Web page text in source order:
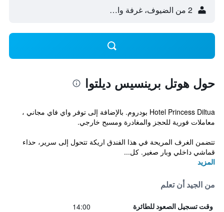
2 من الضيوف، غرفة واحدة
حول هوتل برينسيس ديلتوا
Hotel Princess Diltua بودروم. بالإضافة إلى توفر واي فاي مجاني ،
معاملات فورية للحجز والمغادرة ومسبح خارجي.
تتضمن الغرف المريحة في هذا الفندق اريكة تتحول إلى سرير، حذاء
قماشي داخلي وبار صغير. كل...
المزيد
من الجيد أن تعلم
وقت تسجيل الصعود للطائرة 14:00